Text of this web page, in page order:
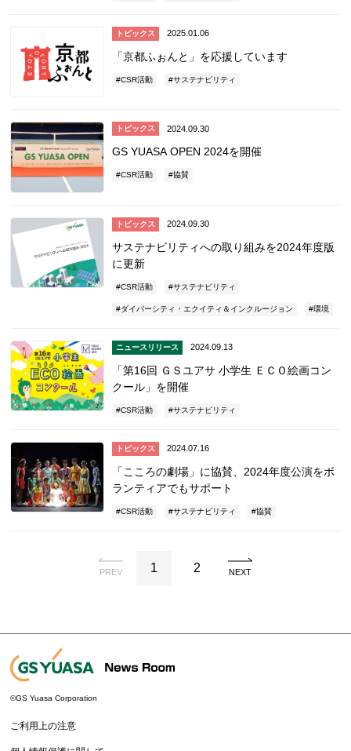
トピックス 2025.01.06
「京都ふぉんと」を応援しています
CSR活動 サステナビリティ
トピックス 2024.09.30
GS YUASA OPEN 2024を開催
CSR活動 協賛
トピックス 2024.09.30
サステナビリティへの取り組みを2024年度版
に更新
CSR活動 サステナビリティ
ダイバーシティ・エクイティ＆インクルージョン 環境
ニュースリリース 2024.09.13
「第16回 ＧＳユアサ 小学生 ＥＣＯ絵画コン
クール」を開催
CSR活動 サステナビリティ
トピックス 2024.07.16
「こころの劇場」に協賛、2024年度公演をボ
ランティアでもサポート
CSR活動 サステナビリティ 協賛
PREV 1 2 NEXT
©GS Yuasa Corporation
ご利用上の注意